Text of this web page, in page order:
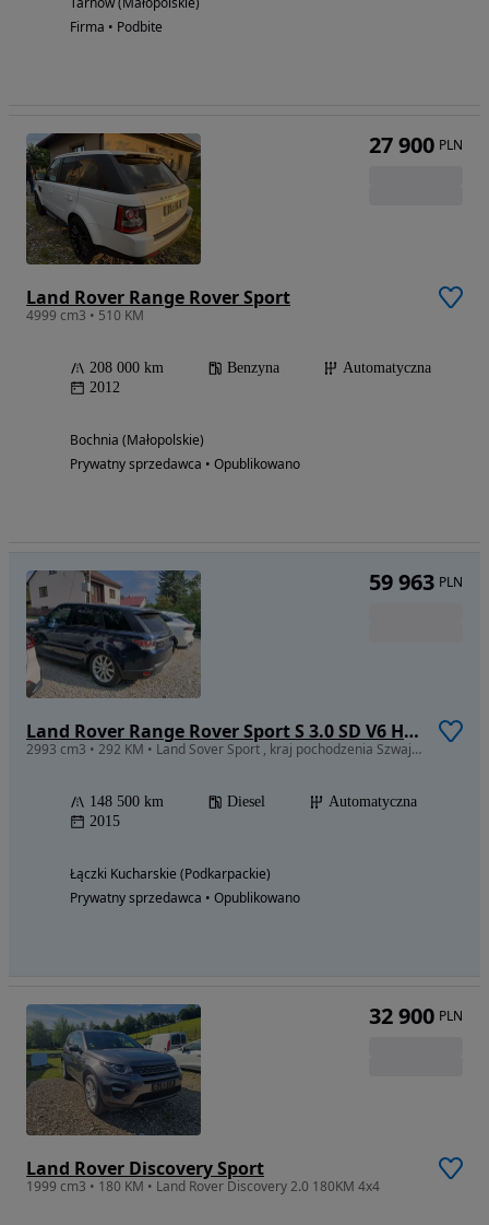
Firma • Podbite
Land Rover Range Rover Sport
4999 cm3 • 510 KM
208 000 km Benzyna
Automatyczna
2012
Bochnia (Małopolskie)
Prywatny sprzedawca • Opublikowano
27 900 PLN
Land Rover Range Rover Sport S 3.0 SD V6 HSE Dynamic
2993 cm3 • 292 KM • Land Sover Sport , kraj pochodzenia Szwajcaria
148 500 km Diesel
Automatyczna
2015
Łączki Kucharskie (Podkarpackie)
Prywatny sprzedawca • Opublikowano
59 963 PLN
Land Rover Discovery Sport
1999 cm3 • 180 KM • Land Rover Discovery 2.0 180KM 4x4
32 900 PLN